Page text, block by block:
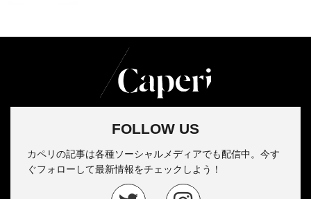
FOLLOW US
カペリの記事は各種ソーシャルメディアでも配信中。今す
ぐフォローして最新情報をチェックしよう！